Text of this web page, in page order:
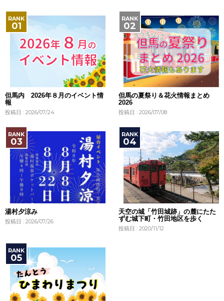
但馬内 2026年８月のイベント情
報
投稿日 : 2026/07/24
但馬の夏祭り＆花火情報まとめ
2026
投稿日 : 2026/07/08
湯村夕涼み
投稿日 : 2026/07/26
天空の城「竹田城跡」の麓にたた
ずむ城下町・竹田地区を歩く
投稿日 : 2020/11/12